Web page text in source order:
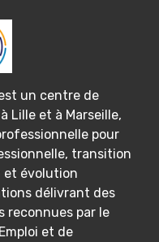
un centre de
Lille et à Marseille,
pour
transition
et évolution
délivrant des
reconnues par le
et de